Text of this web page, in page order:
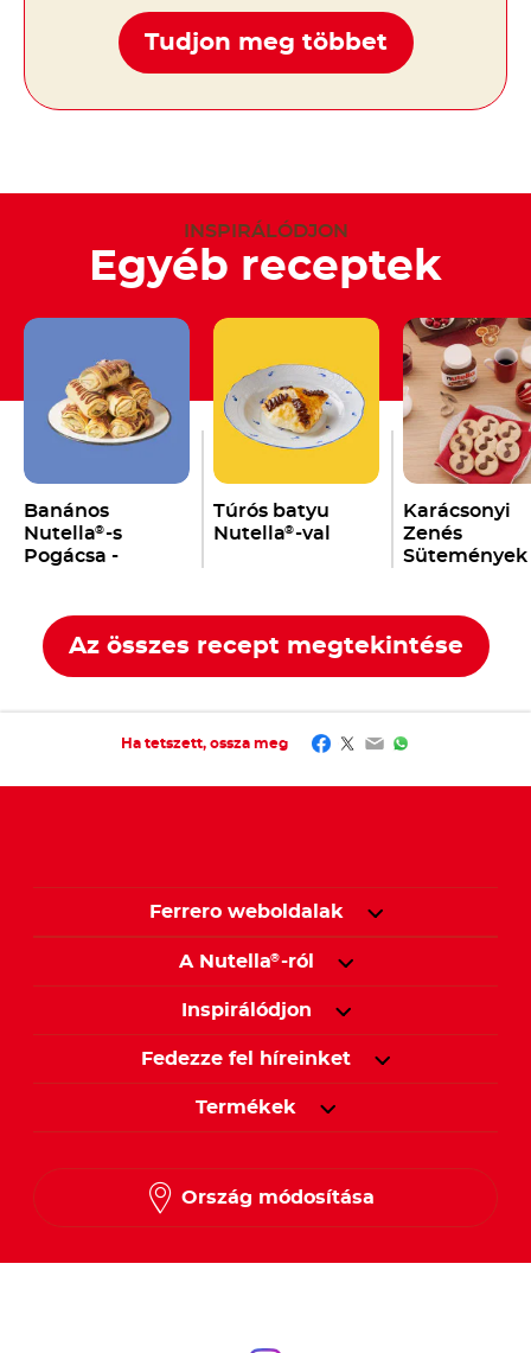
Tudjon meg többet
INSPIRÁLÓDJON
Egyéb receptek
Banános
Nutella®-s
Pogácsa -
Túrós batyu
Nutella®-val
Karácsonyi
Zenés
Sütemények
Az összes recept megtekintése
Ha tetszett, ossza meg Facebook
Twitter
EmailWhatsApp
Ferrero weboldalak
A Nutella®-ról
Inspirálódjon
Fedezze fel híreinket
Termékek
Ország módosítása